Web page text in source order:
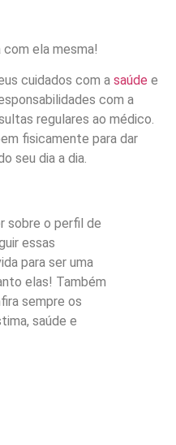
ela mesma!
cuidados com a saúde e
com a
regulares ao médico.
fisicamente para dar
seu dia a dia.
sobre o perfil de
essas
para ser uma
elas! Também
sempre os
saúde e